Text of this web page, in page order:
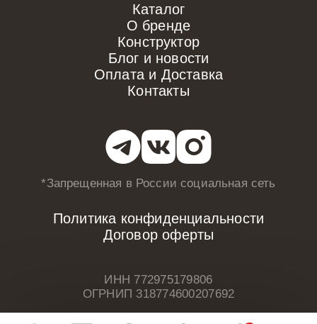
Каталог
О бренде
Конструктор
Блог и новости
Оплата и Доставка
Контакты
*Запрещенная в Россиисоциальная сеть
Политика конфиденциальности
Договор оферты
ИНН 772975179806
ОГРНИП 318774600207692